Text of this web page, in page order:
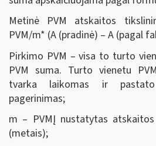
Metinė PVM atskaitos
PVM/m* (A (pradinė) – A (pagal
Pirkimo PVM – visa to turto
PVM suma. Turto vienetu
tvarka laikomas ir
pagerinimas;
m – PVMĮ nustatytas
(metais);